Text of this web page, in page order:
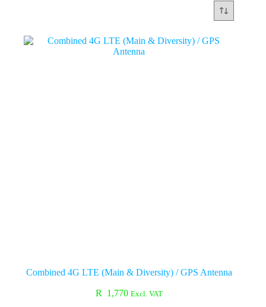
Combined 4G LTE (Main & Diversity) / GPS Antenna
R 1,770 Excl. VAT